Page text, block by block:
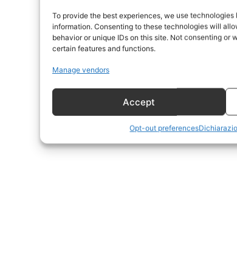
To provide the best experiences, we use
information. Consenting to these technologies will
behavior or unique IDs on this site. Not consenting
certain features and functions.
Manage vendors
Accept
Opt-out preferences